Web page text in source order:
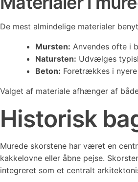
De mest almindelige materialer
Mursten: Anvendes ofte i
Natursten: Udvælges
Beton: Foretrækkes i
Valget af materiale afhænger af
Historisk
Murede skorstene har været en
kakkelovne eller åbne pejse.
integreret som et centralt